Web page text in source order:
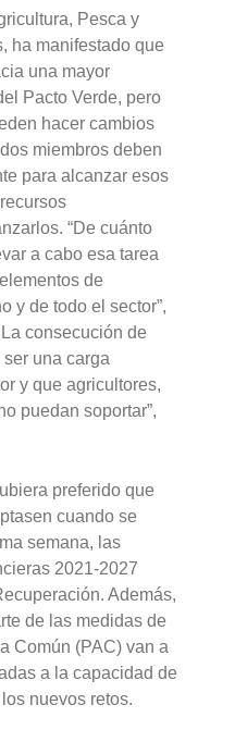
Pesca y
ha manifestado que
una mayor
Pacto Verde, pero
hacer cambios
miembros deben
para alcanzar esos
“De cuánto
a cabo esa tarea
de
y de todo el sector”,
consecución de
una carga
y que agricultores,
puedan soportar”,
preferido que
cuando se
semana, las
2021-2027
Además,
de las medidas de
Común (PAC) van a
a la capacidad de
nuevos retos.